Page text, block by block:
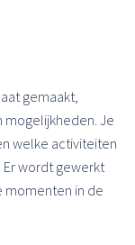
gemaakt,
mogelijkheden. Je
welke activiteiten
wordt gewerkt
momenten in de